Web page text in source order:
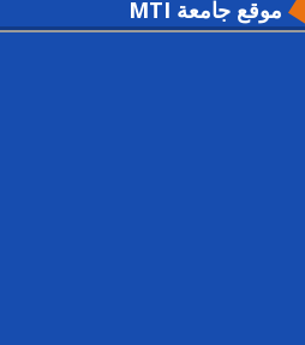
موقع جامعة MTI